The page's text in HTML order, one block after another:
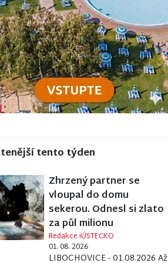
tento týden
Zhrzený partner se
vloupal do domu
sekerou. Odnesl si zlato
za půl milionu
Redakce iÚSTECKO
01. 08. 2026
LIBOCHOVICE - 01.08.2026 Až